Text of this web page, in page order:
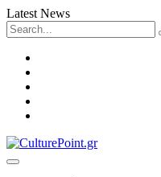
Latest News
Search
for: